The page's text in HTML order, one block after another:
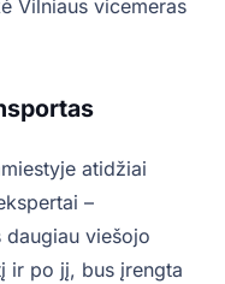
Vilniaus vicemeras
atidžiai
–
daugiau viešojo
ir po jį, bus įrengta